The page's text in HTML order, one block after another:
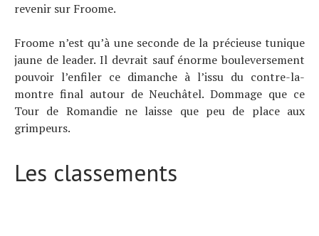
revenir sur Froome.
Froome n’est qu’à une seconde de la précieuse tunique
jaune de leader. Il devrait sauf énorme bouleversement
pouvoir l’enfiler ce dimanche à l’issu du contre-la-
montre final autour de Neuchâtel. Dommage que ce
Tour de Romandie ne laisse que peu de place aux
grimpeurs.
Les classements